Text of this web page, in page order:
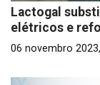
Lactogal
elétricos e
06 novembro